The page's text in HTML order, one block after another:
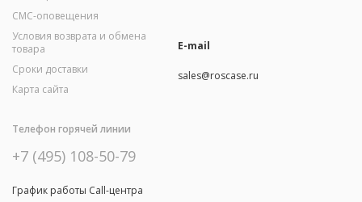
СМС-оповещения
Условия возврата и обмена
товара
Сроки доставки
Карта сайта
E-mail
sales@roscase.ru
Телефон горячей линии
+7 (495) 108-50-79
График работы Call-центра